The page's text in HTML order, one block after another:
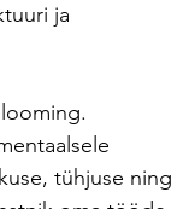
ja
tühjuse ning